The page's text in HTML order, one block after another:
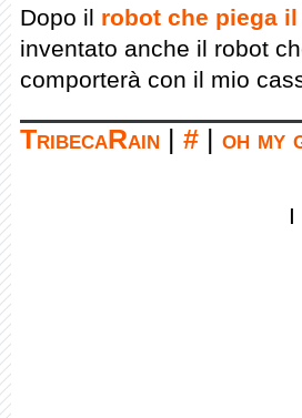
Dopo il robot che piega
inventato anche il robot
comporterà con il mio
TribecaRain # oh my
I